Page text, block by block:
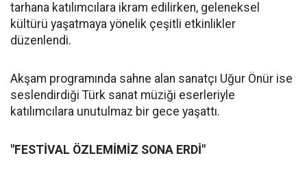
tarhana katılımcılara ikram edilirken, geleneksel
kültürü yaşatmaya yönelik çeşitli etkinlikler
düzenlendi.
Akşam programında sahne alan sanatçı Uğur Önür ise
seslendirdiği Türk sanat müziği eserleriyle
katılımcılara unutulmaz bir gece yaşattı.
"FESTİVAL ÖZLEMİMİZ SONA ERDİ"